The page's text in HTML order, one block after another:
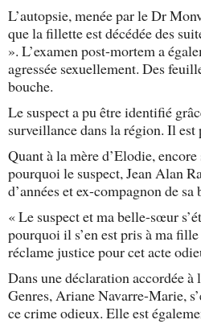
L’autopsie, menée par le Dr
que la fillette est décédée des
». L’examen post-mortem a
agressée sexuellement. Des
bouche.
Le suspect a pu être identifié
surveillance dans la région. Il est
Quant à la mère d’Elodie,
pourquoi le suspect, Jean Alan
d’années et ex-compagnon de
« Le suspect et ma belle-sœur
pourquoi il s’en est pris à ma
réclame justice pour cet acte
Dans une déclaration accordée
Genres, Ariane Navarre-Marie,
ce crime odieux. Elle est